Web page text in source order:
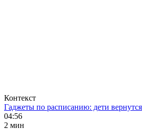
Контекст
Гаджеты по расписанию: дети
04:56
2 мин